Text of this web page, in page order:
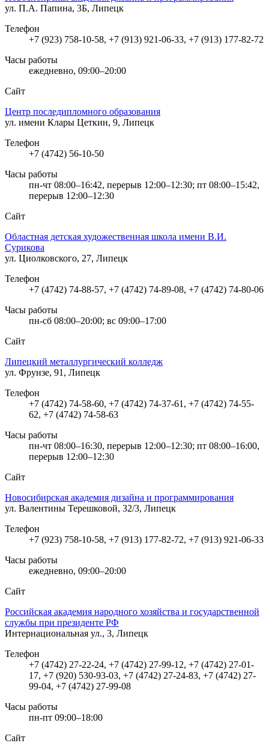
ул. П.А. Папина, 3Б, Липецк
Телефон
+7 (923) 758-10-58, +7 (913) 921-06-33, +7 (913) 177-82-72
Часы работы
ежедневно, 09:00–20:00
Сайт
Центр последипломного образования
ул. имени Клары Цеткин, 9, Липецк
Телефон
+7 (4742) 56-10-50
Часы работы
пн-чт 08:00–16:42, перерыв 12:00–12:30; пт 08:00–15:42,
перерыв 12:00–12:30
Сайт
Областная детская художественная школа имени В.И.
Сурикова
ул. Циолковского, 27, Липецк
Телефон
+7 (4742) 74-88-57, +7 (4742) 74-89-08, +7 (4742) 74-80-06
Часы работы
пн-сб 08:00–20:00; вс 09:00–17:00
Сайт
Липецкий металлургический колледж
ул. Фрунзе, 91, Липецк
Телефон
+7 (4742) 74-58-60, +7 (4742) 74-37-61, +7 (4742) 74-55-
62, +7 (4742) 74-58-63
Часы работы
пн-чт 08:00–16:30, перерыв 12:00–12:30; пт 08:00–16:00,
перерыв 12:00–12:30
Сайт
Новосибирская академия дизайна и программирования
ул. Валентины Терешковой, 32/3, Липецк
Телефон
+7 (923) 758-10-58, +7 (913) 177-82-72, +7 (913) 921-06-33
Часы работы
ежедневно, 09:00–20:00
Сайт
Российская академия народного хозяйства и государственной
службы при президенте РФ
Интернациональная ул., 3, Липецк
Телефон
+7 (4742) 27-22-24, +7 (4742) 27-99-12, +7 (4742) 27-01-
17, +7 (920) 530-93-03, +7 (4742) 27-24-83, +7 (4742) 27-
99-04, +7 (4742) 27-99-08
Часы работы
пн-пт 09:00–18:00
Сайт